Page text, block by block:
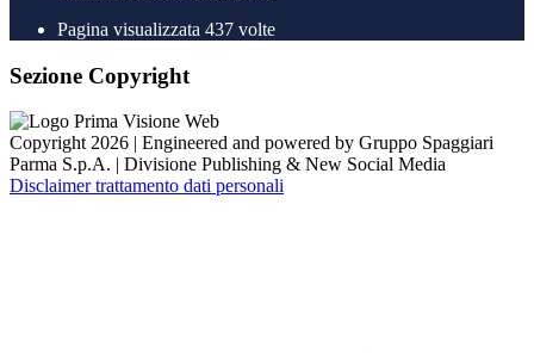
Pagina visualizzata 437 volte
Sezione Copyright
Copyright 2026 | Engineered and powered by Gruppo Spaggiari
Parma S.p.A. | Divisione Publishing & New Social Media
Disclaimer trattamento dati personali